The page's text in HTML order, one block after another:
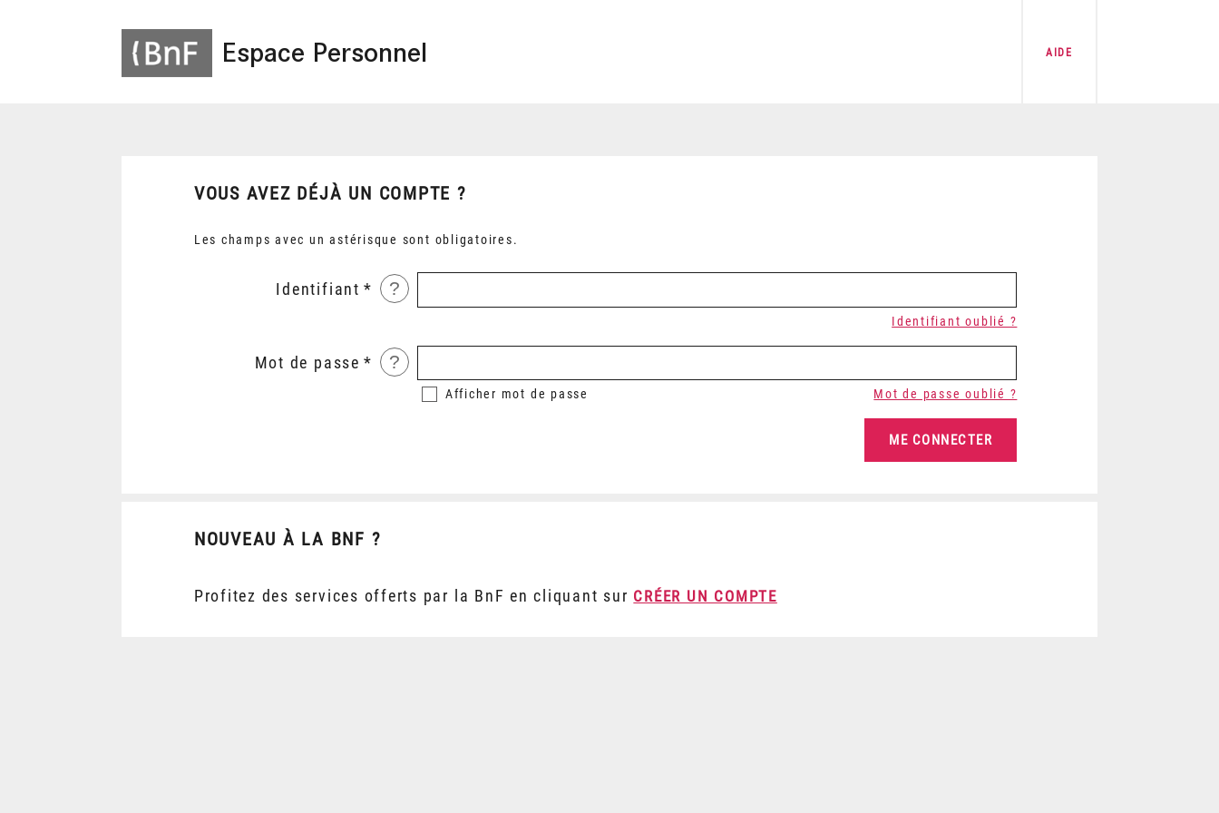
Espace Personnel AIDE
VOUS AVEZ DÉJÀ UN COMPTE ?
Les champs avec un astérisque sont obligatoires.
Identifiant ?
Identifiant oublié ?
Mot de passe ?
Afficher mot de passe Mot de passe oublié ?
NOUVEAU À LA BNF ?
Profitez des services offerts par la BnF en cliquant sur CRÉER UN COMPTE